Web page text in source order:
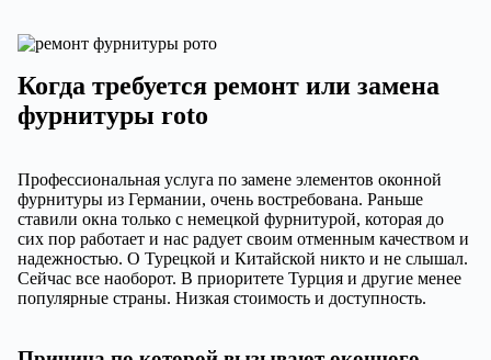
Когда требуется ремонт или замена
фурнитуры roto
Профессиональная услуга по замене элементов оконной
фурнитуры из Германии, очень востребована. Раньше
ставили окна только с немецкой фурнитурой, которая до
сих пор работает и нас радует своим отменным качеством и
надежностью. О Турецкой и Китайской никто и не слышал.
Сейчас все наоборот. В приоритете Турция и другие менее
популярные страны. Низкая стоимость и доступность.